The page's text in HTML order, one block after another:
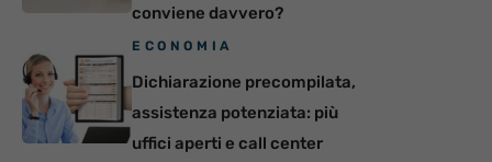
conviene davvero?
ECONOMIA
Dichiarazione precompilata,
assistenza potenziata: più
uffici aperti e call center